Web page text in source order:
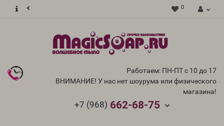
0
Работаем: ПН-ПТ с 10 до 17
ВНИМАНИЕ! У нас нет шоурума или физического
магазина!
+7 (968) 662-68-75